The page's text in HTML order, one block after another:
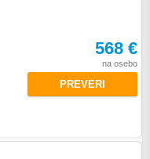
568 €
na osebo
PREVERI